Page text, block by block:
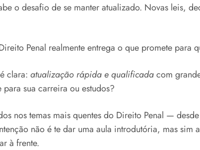
o desafio de se manter atualizado. Novas leis,
Penal realmente entrega o que promete para
clara: atualização rápida e qualificadacom
sua carreira ou estudos?
nos temas mais quentes do Direito Penal —
não é te dar uma aula introdutória, mas
à frente.